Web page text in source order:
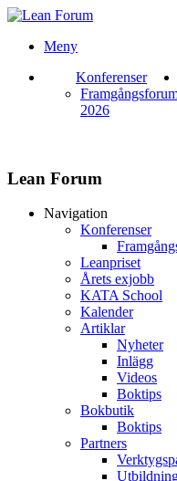
Meny
Konferenser
2026
Lean Forum
Navigation
Konferenser
Leanpriset
Årets exjobb
KATA School
Kalender
Artiklar
Nyheter
Inlägg
Videos
Boktips
Bokbutik
Boktips
Partners